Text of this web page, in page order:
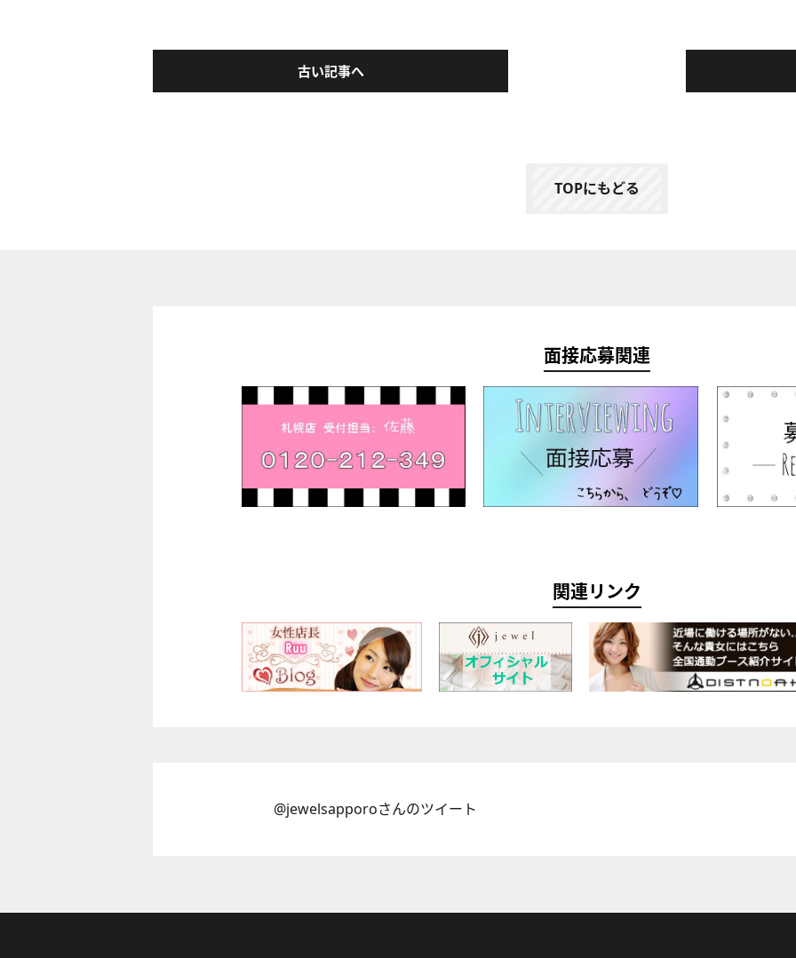
古い記事へ
TOPにもどる
面接応募関連
関連リンク
@jewelsapporoさんのツイート